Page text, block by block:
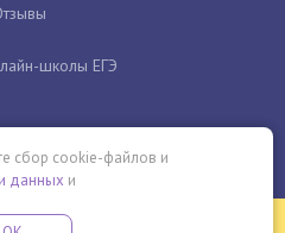
школы ЕГЭ
сбор cookie-файлов и
данных и